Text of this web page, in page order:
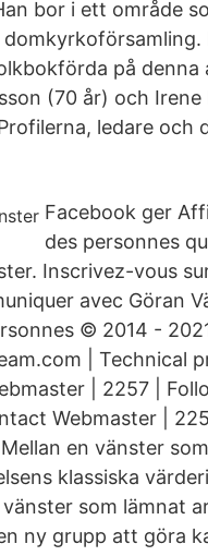
bor i ett område
på denna
(70 år) och Irene
ledare och
Facebook ger
des personnes
Inscrivez-vous
avec Göran
© 2014 -
| Technical
| 2257 |
Webmaster |
en vänster
klassiska
som lämnat
ny grupp att göra